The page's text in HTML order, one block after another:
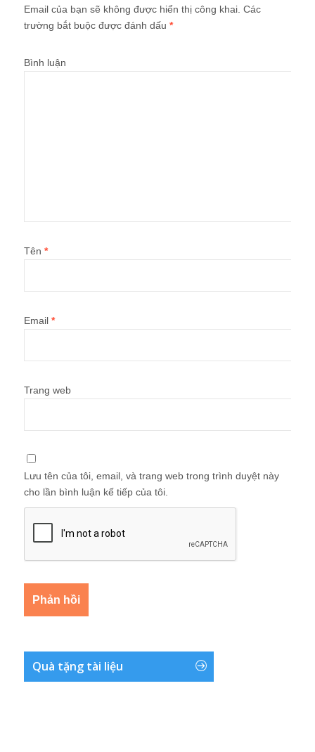
Email của bạn sẽ không được hiển thị công khai. Các
trường bắt buộc được đánh dấu *
Bình luận
Tên *
Email *
Trang web
Lưu tên của tôi, email, và trang web trong trình duyệt này
cho lần bình luận kế tiếp của tôi.
Quà tặng tài liệu